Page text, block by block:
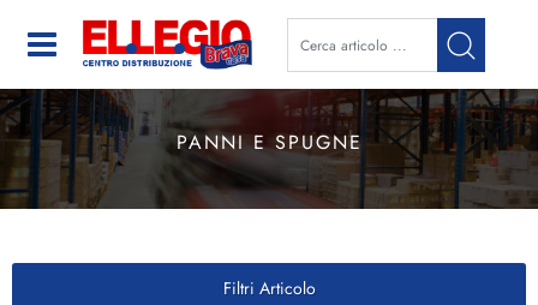
Open
PANNI E SPUGNE
Filtri Articolo